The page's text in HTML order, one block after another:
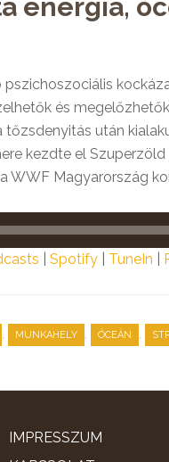
energia,
és
után
kezdte el
WWF Magyarország
Spotify TuneIn
, MUNKAHELY , ÓCEÁN ,
IMPRESSZUM